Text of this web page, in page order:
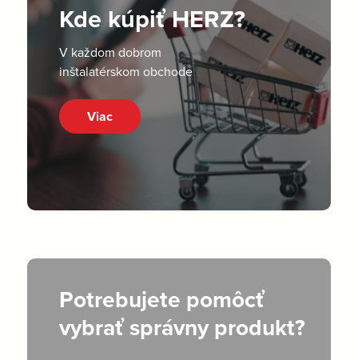
Kde kúpiť HERZ?
V každom dobrom
inštalatérskom obchode
Viac
Potrebujete pomôcť
vybrať správny produkt?